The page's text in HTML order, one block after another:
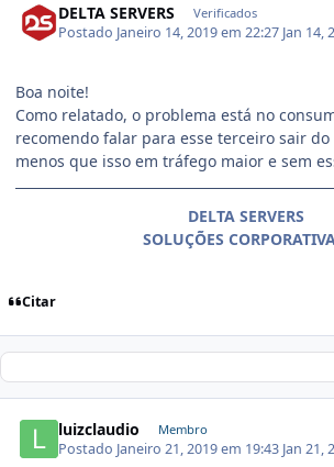
DELTA SERVERS Verificados
Postado Janeiro 14, 2019 em 22:27 Jan 14,
Boa noite!
Como relatado, o problema está no
recomendo falar para esse terceiro sair
menos que isso em tráfego maior e sem
DELTA SERVERS
SOLUÇÕES
Citar
luizclaudio Membro
Postado Janeiro 21, 2019 em 19:43 Jan 21,